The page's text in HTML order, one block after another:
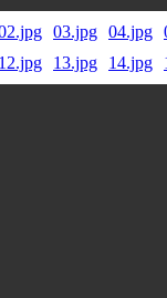
03.jpg 04.jpg
12.jpg 13.jpg 14.jpg